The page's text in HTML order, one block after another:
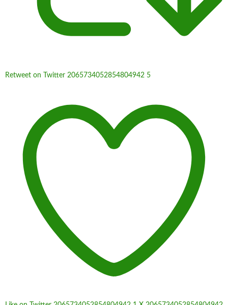
Retweet on Twitter 2065734052854804942 5